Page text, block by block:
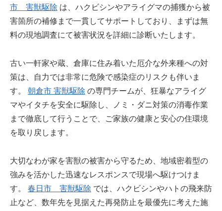
市 害獣駆除 は、ハクビシンやアライグマの捕獲から被
害箇所の補修まで一貫してサポートしており、まずは無
料の現地調査にて被害状況を詳細に診断いたします。
古い一軒家や蔵、倉庫に住み着いた厄介な外来種への対
策は、自力では非常に危険で感染症のリスクも伴いま
す。 朝倉市 害獣駆除 の専門チームが、狂暴なアライグ
マやイタチを安全に駆除し、ノミ・ダニ対策の消毒作業
まで徹底して行うことで、ご家族の健康と安心の住環境
を取り戻します。
大切なわが家を害獣の被害から守るため、地域密着型の
強みを活かした迅速なレスポンスで現場へ駆けつけま
す。 春日市 害獣駆除 では、ハクビシンやハトの飛来防
止など、数年先を見据えた再発防止を最優先に考えた施